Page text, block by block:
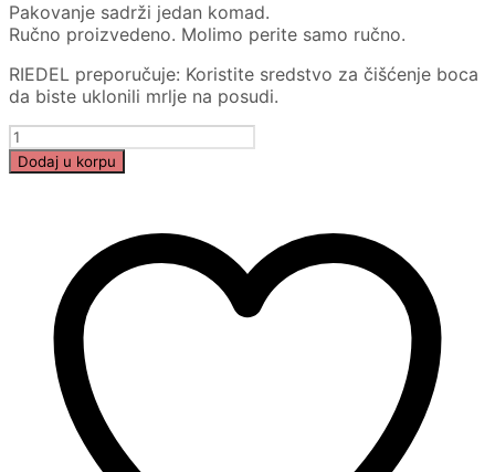
Pakovanje sadrži jedan komad.
Ručno proizvedeno. Molimo perite samo ručno.
RIEDEL preporučuje: Koristite sredstvo za čišćenje boca
da biste uklonili mrlje na posudi.
RIEDEL
DECANTER
CORNETTO
Dodaj u korpu